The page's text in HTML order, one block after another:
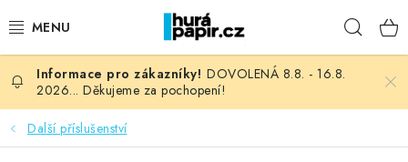
na
NOVINKY
HURÁ DÍLNA
DOVOLENÁ 8.8. - 16.8.
2026... Děkujeme za pochopení!
Další příslušenství